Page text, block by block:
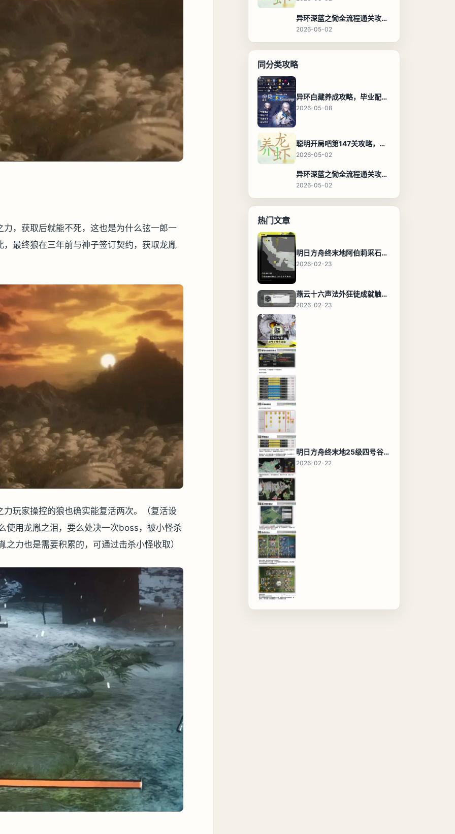
，获取后就能不死，这也是为什么弦一郎一
最终狼在三年前与神子签订契约，获取龙胤
玩家操控的狼也确实能复活两次。（复活设
使用龙胤之泪，要么处决一次boss，被小怪杀
力也是需要积累的，可通过击杀小怪收取）
异环深蓝之恸全流程通关攻略，教程与隐藏奖励
2026-05-02
同分类攻略
异环白藏养成攻略，毕业配装、技能加点与阵容搭配保姆级解析
2026-05-08
聪明开局吧第147关攻略，养龙虾找出27个常用字通关答案
2026-05-02
异环深蓝之恸全流程通关攻略，教程与隐藏奖励
2026-05-02
热门文章
明日方舟终末地阿伯莉采石场宝箱全收集攻略，全点位分布图与路线
2026-02-23
燕云十六声法外狂徒成就触发条件与通关攻略
2026-02-23
明日方舟终末地25级四号谷地基地蓝图，高效布局规划
2026-02-22